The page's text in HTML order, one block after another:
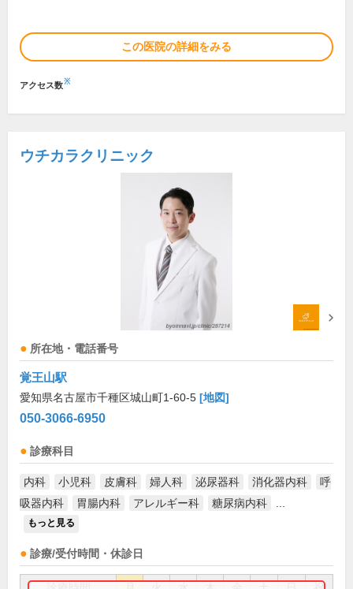
この医院の詳細をみる
アクセス数※
ウチカラクリニック
所在地・電話番号
覚王山駅
愛知県名古屋市千種区城山町1-60-5 [地図]
050-3066-6950
診療科目
内科 小児科 皮膚科 婦人科 泌尿器科 消化器内科
呼
吸器内科
胃腸内科 アレルギー科 糖尿病内科
もっと見る
診療/受付時間・休診日